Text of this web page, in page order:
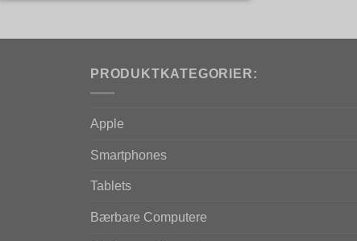
PRODUKTKATEGORIER:
Apple
Smartphones
Tablets
Bærbare Computere